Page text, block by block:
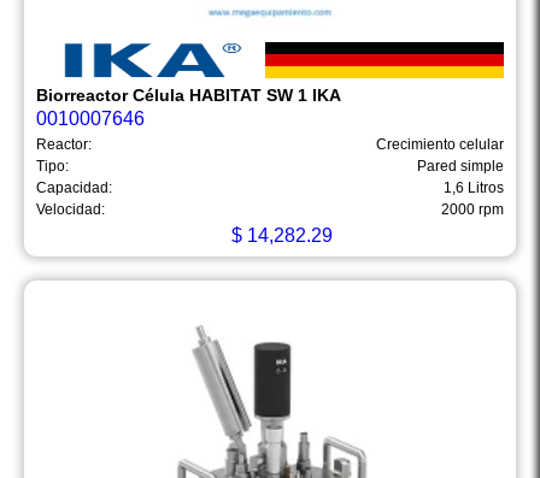
Biorreactor Célula HABITAT SW 1 IKA
0010007646
Reactor:
Crecimiento celular
Tipo:
Pared simple
Capacidad:
1,6 Litros
Velocidad:
2000 rpm
$ 14,282.29